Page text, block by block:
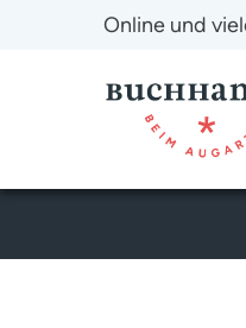
Online und